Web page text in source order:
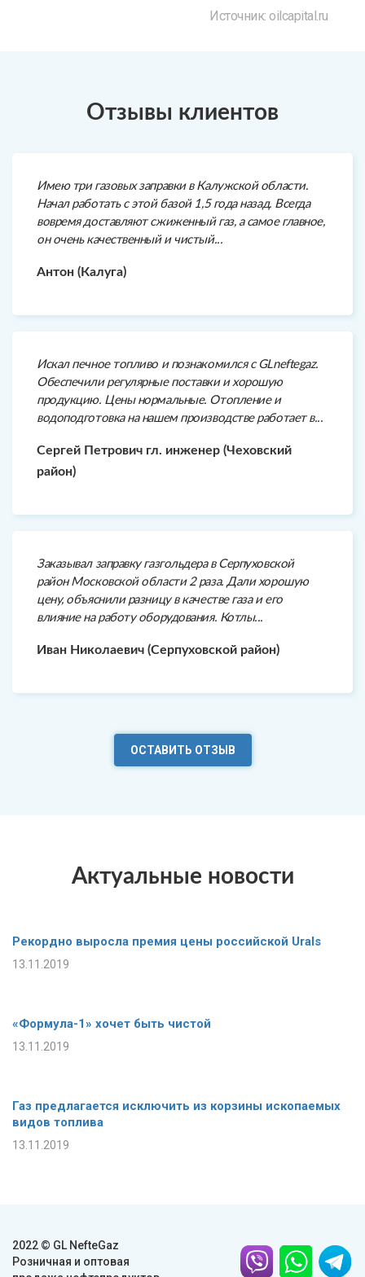
Источник: oilcapital.ru
Отзывы клиентов
Имею три газовых заправки в Калужской области.
Начал работать с этой базой 1,5 года назад. Всегда
вовремя доставляют сжиженный газ, а самое главное,
он очень качественный и чистый...
Антон (Калуга)
Искал печное топливо и познакомился с GLneftegaz.
Обеспечили регулярные поставки и хорошую
продукцию. Цены нормальные. Отопление и
водоподготовка на нашем производстве работает в...
Сергей Петрович гл. инженер (Чеховский
район)
Заказывал заправку газгольдера в Серпуховской
район Московской области 2 раза. Дали хорошую
цену, объяснили разницу в качестве газа и его
влияние на работу оборудования. Котлы...
Иван Николаевич (Серпуховской район)
ОСТАВИТЬ ОТЗЫВ
Актуальные новости
Рекордно выросла премия цены российской Urals
13.11.2019
«Формула-1» хочет быть чистой
13.11.2019
Газ предлагается исключить из корзины ископаемых
видов топлива
13.11.2019
2022 © GL NefteGaz
Розничная и оптовая